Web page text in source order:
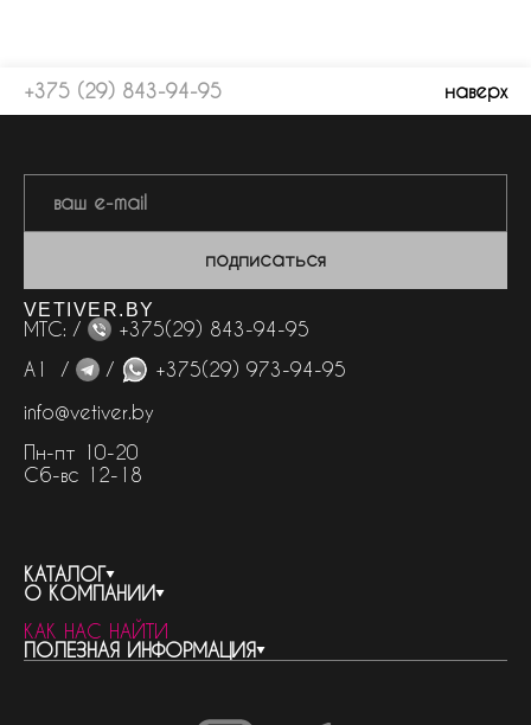
+375 (29) 843-94-95 наверх
подписаться
VETIVER.BY
МТС: /
+375(29) 843-94-95
А1 /
/
+375(29) 973-94-95
info@vetiver.by
Пн-пт 10-20
Сб-вс 12-18
КАТАЛОГ
весь каталог
бренды
женская парфюмерия
О КОМПАНИИ
контакты
о компании
КАК НАС НАЙТИ
ПОЛЕЗНАЯ ИНФОРМАЦИЯ